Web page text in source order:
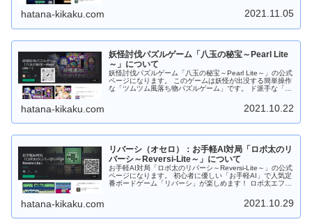
う！ 道中には「ウニ？」「オポッサム」「大鷲」などのモ
ンスターがいっぱい！ジャンプしてよけてください。
までダウンロードなしでＰＣのブラウザで遊べます。 もち
hatana-kikaku.com 2021.11.05
妖怪討伐パズルゲーム「八玉の秘宝～Pearl Lite
～」について
妖怪討伐パズルゲーム「八玉の秘宝～Pearl Lite～」の公式
ページになります。 このゲームは妖怪が出没する簡単操作
な「ツムツム風落ち物パズルゲーム」です。 ド派手な「宝
にサックと遊べますので 是非是非、お試しください。 ゲ
ーム中は８種類の宝玉（パール）が落ちてきますので同じ
することで手動で爆発させることもできます。 さらに時限
宝玉の他に特殊宝玉（２～３色変換）、跳玉（パンチ）、
妖玉があります。 「宝玉スキル：焔」は超強力！！発動す
ると同じ色の「宝玉」をまとめて消します。 Android版は
「Google Play ストア」からダウンロードしてから遊ぶこ
とができます。 Web版はダウンロードなしでＰＣのブラウ
ザで遊ぶことができます。 もちろんフリーソフトです。応
hatana-kikaku.com 2021.10.22
リバーシ（オセロ）：お手軽AI対局「ロボ太のリ
バーシ～Reversi-Lite～」について
お手軽AI対局「ロボ太のリバーシ～Reversi-Lite～」の公式
ページになります。 初心者に優しい「お手軽AI」で人気定
番ボードゲーム「リバーシ」が楽しめます！ ロボ太エフェ
はない要素あり！ あなたを飽きさせません！ 通勤・通学
中にサクッと短時間で遊べますので 是非是非、お試しくだ
hatana-kikaku.com 2021.10.29